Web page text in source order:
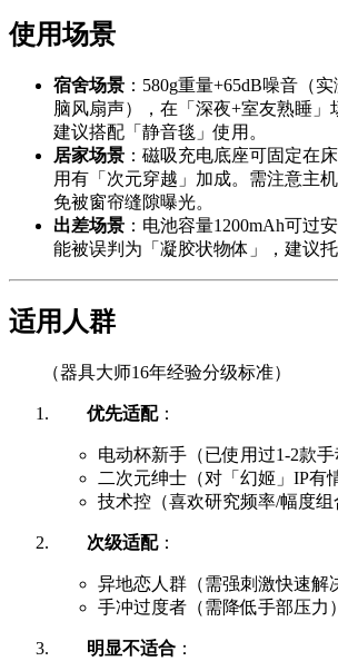
使用场景
宿舍场景 ：580g重量+65dB噪音（
脑风扇声），在「深夜+室友熟睡」
建议搭配「静音毯」使用。
居家场景 ：磁吸充电底座可固定在
用有「次元穿越」加成。需注意主
免被窗帘缝隙曝光。
出差场景 ：电池容量1200mAh可过
能被误判为「凝胶状物体」，建议托
适用人群
（器具大师16年经验分级标准）
优先适配：
电动杯新手（已使用过1-2款手
二次元绅士（对「幻姬」IP有
技术控（喜欢研究频率/幅度组
次级适配：
异地恋人群（需强刺激快速解
手冲过度者（需降低手部压力）
明显不适合 ：